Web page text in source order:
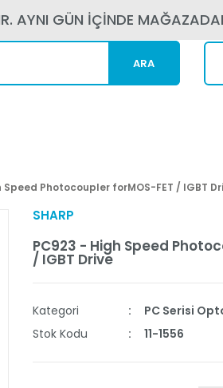
AYNI GÜN İÇİNDE
ARA
Speed Photocoupler forMOS-FET / IGBT
SHARP
PC923 - High Speed
/ IGBT Drive
Kategori
PC Serisi
Stok Kodu
11-1556